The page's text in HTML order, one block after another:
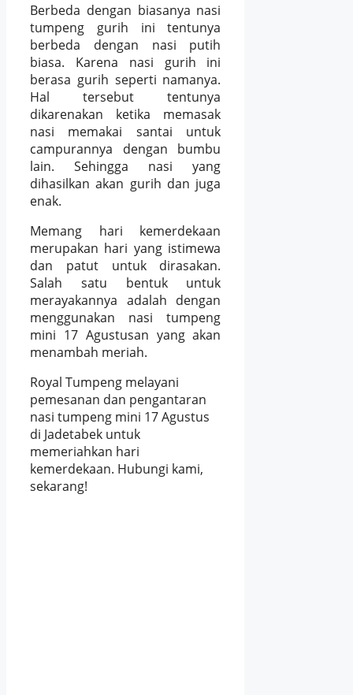
Berbeda dengan biasanya nasi
tumpeng gurih ini tentunya
berbeda dengan nasi putih
biasa. Karena nasi gurih ini
berasa gurih seperti namanya.
Hal tersebut tentunya
dikarenakan ketika memasak
nasi memakai santai untuk
campurannya dengan bumbu
lain. Sehingga nasi yang
dihasilkan akan gurih dan juga
enak.
Memang hari kemerdekaan
merupakan hari yang istimewa
dan patut untuk dirasakan.
Salah satu bentuk untuk
merayakannya adalah dengan
menggunakan nasi tumpeng
mini 17 Agustusan yang akan
menambah meriah.
Royal Tumpeng melayani
pemesanan dan pengantaran
nasi tumpeng mini 17 Agustus
di Jadetabek untuk
memeriahkan hari
kemerdekaan. Hubungi kami,
sekarang!